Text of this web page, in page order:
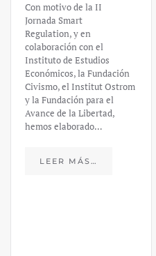
Con motivo de la II
Jornada Smart
Regulation, y en
colaboración con el
Instituto de Estudios
Económicos, la Fundación
Civismo, el Institut Ostrom
y la Fundación para el
Avance de la Libertad,
hemos elaborado…
LEER MÁS…